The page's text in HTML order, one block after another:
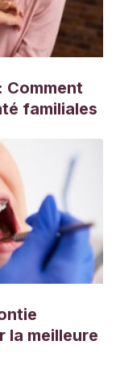
Comment
familiales
la meilleure